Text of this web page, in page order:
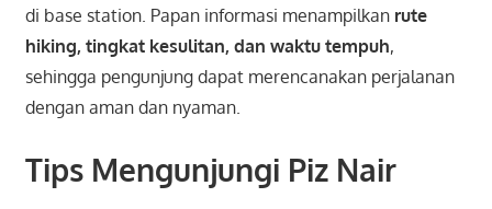
di base station. Papan informasi menampilkan rute
hiking, tingkat kesulitan, dan waktu tempuh,
sehingga pengunjung dapat merencanakan perjalanan
dengan aman dan nyaman.
Tips Mengunjungi Piz Nair